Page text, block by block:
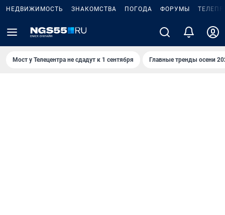
НЕДВИЖИМОСТЬ ЗНАКОМСТВА ПОГОДА ФОРУМЫ
Мост у Телецентра не сдадут к 1 сентября Главные тренды осени